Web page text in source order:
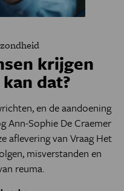
krijgen
dat?
en de aandoening
Ann-Sophie De Craemer
aflevering van Vraag Het
misverstanden en
reuma.